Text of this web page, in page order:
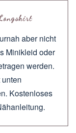
aber nicht
Minikleid oder
werden.
Kostenloses